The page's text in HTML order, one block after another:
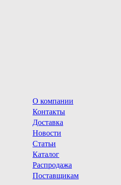
О компании
Контакты
Доставка
Новости
Статьи
Каталог
Распродажа
Поставщикам